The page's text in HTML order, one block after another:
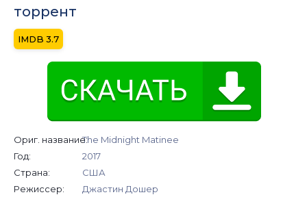
торрент
3.7
Ориг. название:The Midnight Matinee
Год:
2017
Страна:
США
Режиссер:
Джастин Дошер